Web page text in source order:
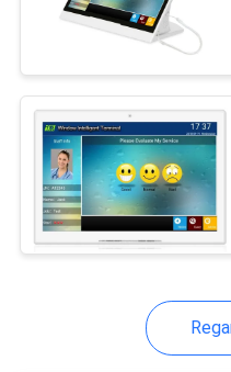
Système
sans fil
d'attente